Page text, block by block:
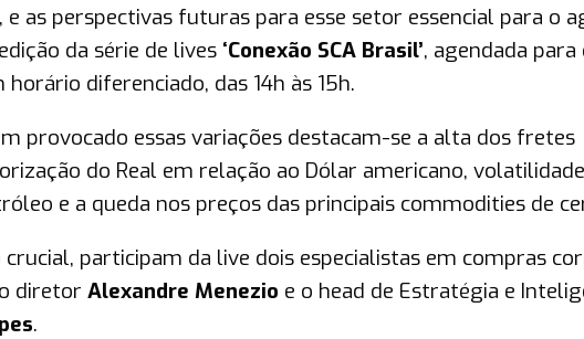
as perspectivas futuras para esse setor essencial para o
da série de lives ‘Conexão SCA Brasil’, agendada
diferenciado, das 14h às 15h.
provocado essas variações destacam-se a alta dos fretes
do Real em relação ao Dólar americano,
e a queda nos preços das principais commodities de
participam da live dois especialistas em compras
diretor Alexandre Menezio e o head de Estratégia e
.